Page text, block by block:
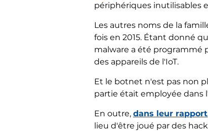
périphériques inutilisables
Les autres noms de la
fois en 2015. Étant donné
malware a été programmé
des appareils de l'IoT.
Et le botnet n'est pas non
partie était employée dans
En outre, dans leur rapport
lieu d'être joué par des